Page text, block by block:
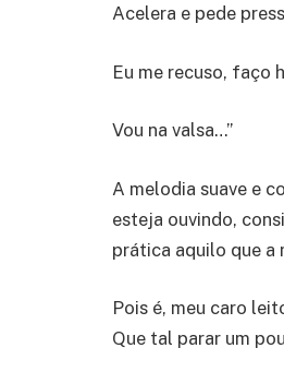
Acelera e pede
Eu me recuso, faço
Vou na valsa…”
A melodia suave e
esteja ouvindo,
prática aquilo que a
Pois é, meu caro
Que tal parar um